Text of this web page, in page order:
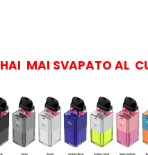
HAI MAI SVAPATO AL